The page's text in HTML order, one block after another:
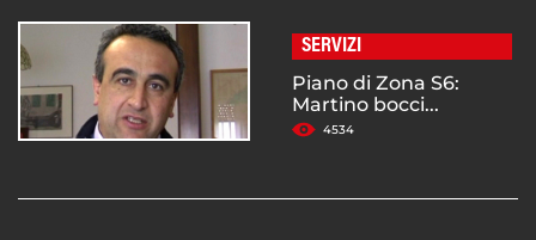
SERVIZI
Piano di Zona S6:
Martino bocci...
4534